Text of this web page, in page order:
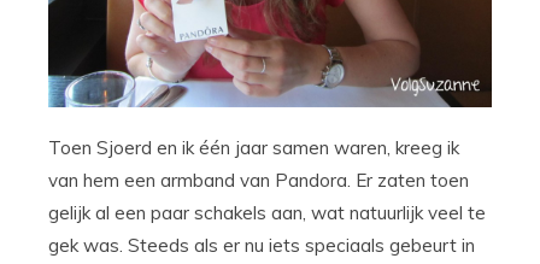
Toen Sjoerd en ik één jaar samen waren, kreeg ik
van hem een armband van Pandora. Er zaten toen
gelijk al een paar schakels aan, wat natuurlijk veel te
gek was. Steeds als er nu iets speciaals gebeurt in